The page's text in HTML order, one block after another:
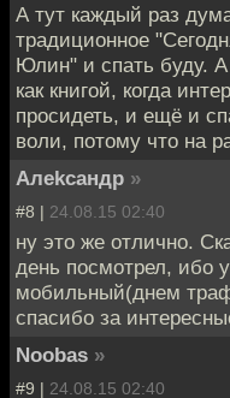
А тут каждый раз
традиционное
Юлин" и спать буду.
как книгой, когда
просидеть, и ещё и
воли, потому что на
Алеkсандр »
#8 | 24.08.15 02:40
ну это же отлично.
день посмотрел, ибо
мобильный(днем
спасибо за
Noobas »
#9 | 24.08.15 02:40